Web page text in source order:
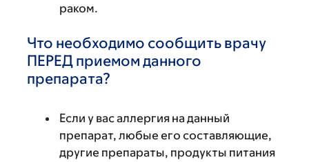
раком.
Что необходимо сообщить врачу
ПЕРЕД приемом данного
препарата?
Если у вас аллергия на данный
препарат, любые его составляющие,
другие препараты, продукты питания